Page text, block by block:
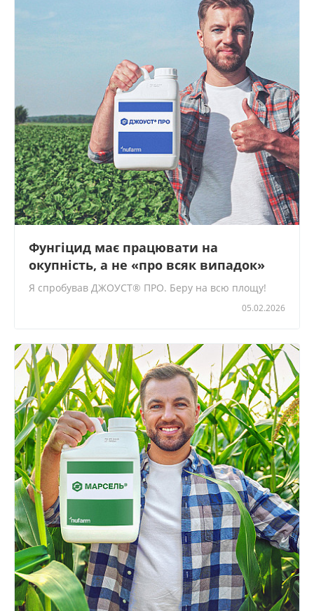
Фунгіцид має працювати на
окупність, а не «про всяк випадок»
Я спробував ДЖОУСТ® ПРО. Беру на всю площу!
05.02.2026